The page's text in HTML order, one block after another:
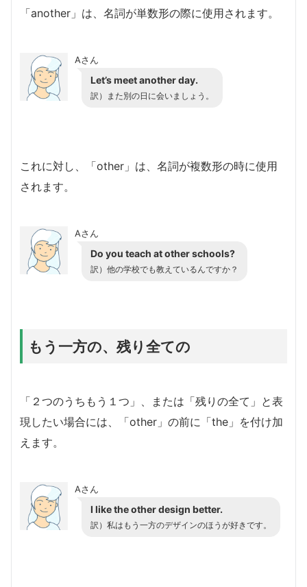
「another」は、名詞が単数形の際に使用されます。
Aさん
Let’s meet another day.
訳）また別の日に会いましょう。
これに対し、「other」は、名詞が複数形の時に使用
されます。
Aさん
Do you teach at other schools?
訳）他の学校でも教えているんですか？
もう一方の、残り全ての
「２つのうちもう１つ」、または「残りの全て」と表
現したい場合には、「other」の前に「the」を付け加
えます。
Aさん
I like the other design better.
訳）私はもう一方のデザインのほうが好きです。